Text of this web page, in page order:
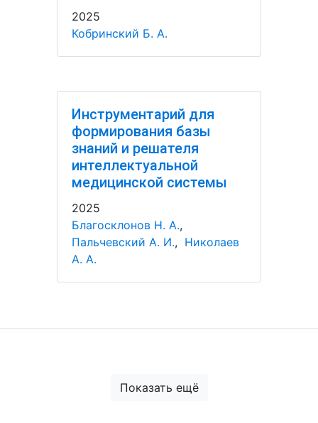
2025
Кобринский Б. А.
Инструментарий для
формирования базы
знаний и решателя
интеллектуальной
медицинской системы
2025
Благосклонов Н. А.,
Пальчевский А. И., Николаев
А. А.
Показать ещё